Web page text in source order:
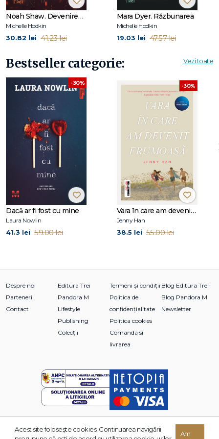
Noah Shaw. Devenirea (seria Noah Shaw, vol. 1)
Michelle Hodkin
30.82 lei 41.23 lei
Mara Dyer. Răzbunarea
Michelle Hodkin
19.03 lei 47.57 lei
Bestseller categorie: Vezi toate
-30%
Dacă ar fi fost cu mine
Laura Nowlin
41.3 lei 59.00 lei
-30%
Vara în care am devenit frumoasă (seria Vara, vol. 1, ediție tie-in)
Jenny Han
38.5 lei 55.00 lei
Despre noi
Parteneri
Contact
Editura Trei
Pandora M
Lifestyle
Publishing
Colecții
Termeni și condiții
Politica de
confidențialitate
Politica cookies
Comanda si
livrarea
Blog Editura Trei
Blog Pandora M
Newsletter
© 2026 Grupul Editorial TREI. Toate drepturile rezervate.
Acest site foloseşte cookies. Continuarea navigării
Am